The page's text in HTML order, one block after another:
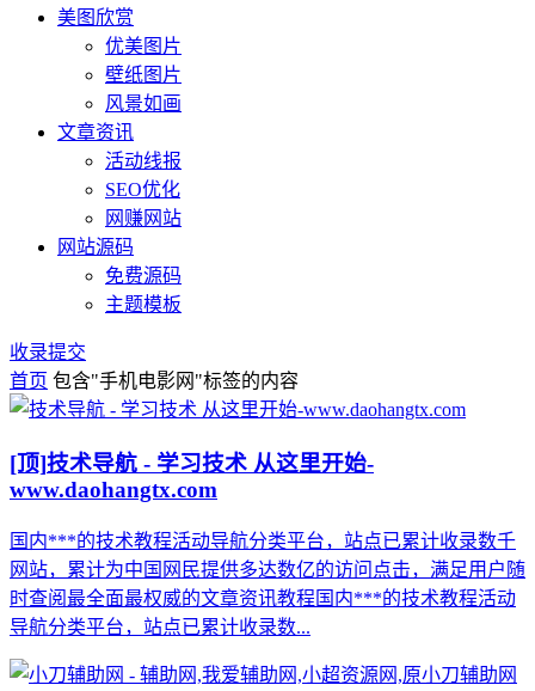
美图欣赏
优美图片
壁纸图片
风景如画
文章资讯
活动线报
SEO优化
网赚网站
网站源码
免费源码
主题模板
收录提交
首页 包含"手机电影网"标签的内容
[顶]技术导航 - 学习技术 从这里开始-
www.daohangtx.com
国内***的技术教程活动导航分类平台，站点已累计收录数千
网站，累计为中国网民提供多达数亿的访问点击，满足用户随
时查阅最全面最权威的文章资讯教程国内***的技术教程活动
导航分类平台，站点已累计收录数...